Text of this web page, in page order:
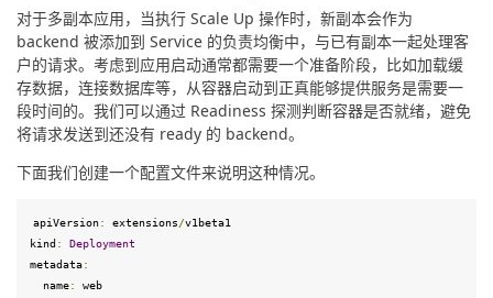
对于多副本应用，当执行 Scale Up 操作时，新副本会作为
backend 被添加到 Service 的负责均衡中，与已有副本一起处理客
户的请求。考虑到应用启动通常都需要一个准备阶段，比如加载缓
存数据，连接数据库等，从容器启动到正真能够提供服务是需要一
段时间的。我们可以通过 Readiness 探测判断容器是否就绪，避免
将请求发送到还没有 ready 的 backend。
下面我们创建一个配置文件来说明这种情况。
apiVersion: extensions/v1beta1
kind :
Deployment
metadata:
  name
:
web